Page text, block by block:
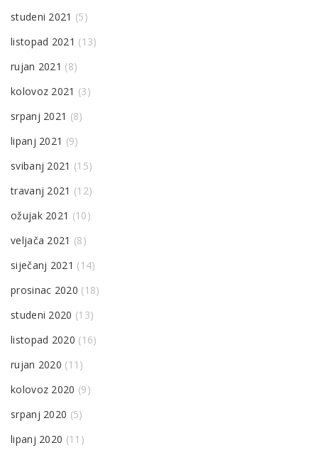
studeni 2021 (5)
listopad 2021 (13)
rujan 2021 (8)
kolovoz 2021 (3)
srpanj 2021 (8)
lipanj 2021 (9)
svibanj 2021 (15)
travanj 2021 (12)
ožujak 2021 (10)
veljača 2021 (8)
siječanj 2021 (14)
prosinac 2020 (18)
studeni 2020 (13)
listopad 2020 (16)
rujan 2020 (11)
kolovoz 2020 (9)
srpanj 2020 (5)
lipanj 2020 (11)